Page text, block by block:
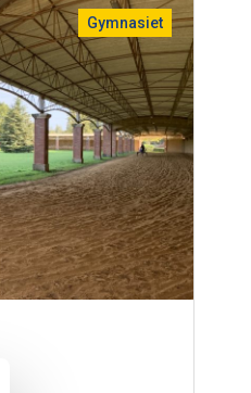
Gymnasiet